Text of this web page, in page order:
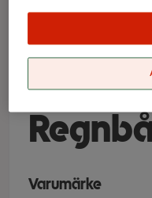
Pyssla
Varumärke